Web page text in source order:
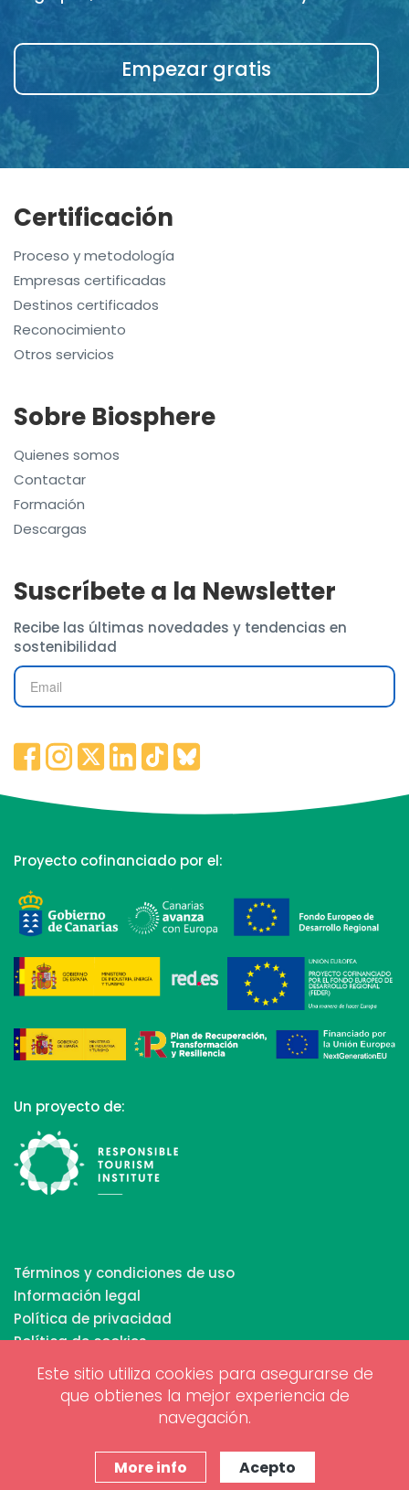
Empezar gratis
Este sitio utiliza cookies para asegurarse de
que obtienes la mejor experiencia de
navegación.
More info Acepto
Certificación
Proceso y metodología
Empresas certificadas
Destinos certificados
Reconocimiento
Otros servicios
Sobre Biosphere
Quienes somos
Contactar
Formación
Descargas
Suscríbete a la Newsletter
Recibe las últimas novedades y tendencias en
sostenibilidad
Proyecto cofinanciado por el:
Un proyecto de:
Términos y condiciones de uso
Información legal
Política de privacidad
Política de cookies
Copyrights © 2026 All Rights Reserved by Biosphere
Responsible Tourism Inc.
www.projectesainternet.com